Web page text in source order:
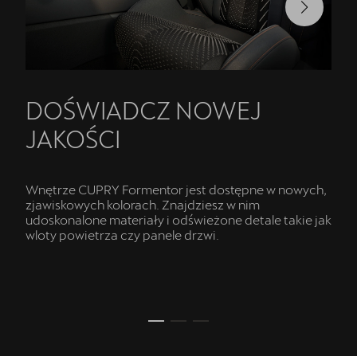
DOŚWIADCZ NOWEJ
JAKOŚCI
Wnętrze CUPRY Formentor jest dostępne w nowych,
zjawiskowych kolorach. Znajdziesz w nim
udoskonalone materiały i odświeżone detale takie jak
wloty powietrza czy panele drzwi.